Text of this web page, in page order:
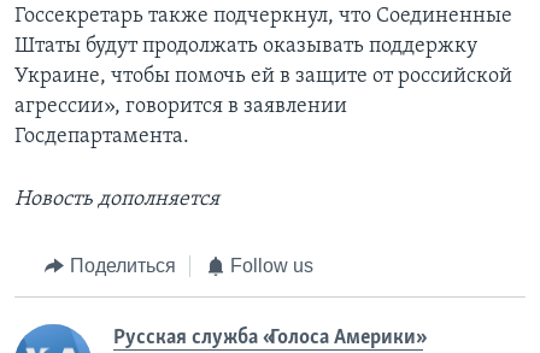
Госсекретарь также подчеркнул, что Соединенные
Штаты будут продолжать оказывать поддержку
Украине, чтобы помочь ей в защите от российской
агрессии», говорится в заявлении
Госдепартамента.
Новость дополняется
Поделиться Follow us
Русская служба «Голоса Америки»